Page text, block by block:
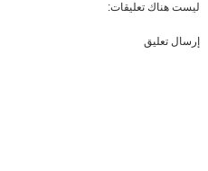
ليست هناك تعليقات:
إرسال تعليق